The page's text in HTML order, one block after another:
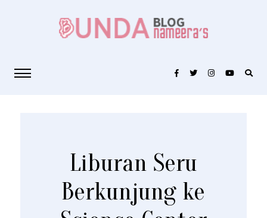
Liburan Seru
Berkunjung ke